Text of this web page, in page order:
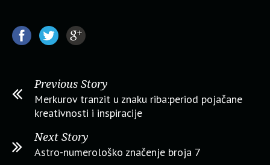
Previous Story
Merkurov tranzit u znaku riba:period pojačane
kreativnosti i inspiracije
Next Story
Astro-numerološko značenje broja 7